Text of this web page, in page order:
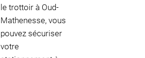
le trottoir à Oud-
Mathenesse, vous
pouvez sécuriser
votre